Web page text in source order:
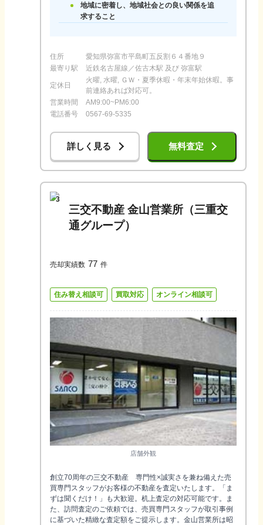
地域に密着し、地域社会との良い関係を追
求すること
住所
愛知県弥富市平島町五反割６４番地９
最寄り駅
近鉄名古屋線／佐古木駅 及び 弥富駅
定休日
火曜, 水曜, ＧＷ・夏季休暇・年末年始休暇。事
前連絡あれば対応可。
営業時間
AM9:00~PM6:00
電話番号
0567-69-5335
詳しく見る 無料査定
3
三交不動産 金山営業所（三重交
通グループ）
売却実績数 77 件
住み替え相談可 買取対応 オンライン相談可
店舗外観
創立70周年の三交不動産 専門性×誠実さを兼ね備えた売
買専門スタッフがお客様の不動産を査定いたします。「ま
ずは聞くだけ！」も大歓迎。机上査定の対応可能です。ま
た、訪問査定のご依頼では、売買専門スタッフが取引事例
に基づいた精緻な査定額をご提示します。金山営業所は昭